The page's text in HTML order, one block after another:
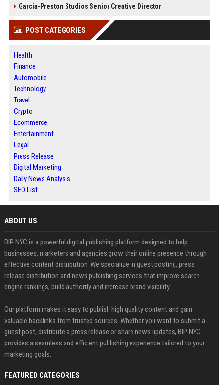
Garcia-Preston Studios Senior Creative Director
POST CATEGORIES
Health
Finance
Automobile
Technology
Travel
Crypto
Ecommerce
Entertainment
Legal
Press Release
Digital Marketing
Daily News Analysis
SEO List
ABOUT US
BIP NYC is a powerful digital publishing platform designed to help
businesses, marketers and agencies grow their online presence through
effective content distribution. We specialize in guest posting, press
release distribution and news publishing services that improve search
engine rankings, build authority and increase brand visibility.
Our platform makes it easy to publish high quality content and gain
valuable backlinks from trusted sources. Whether you want to submit a
guest post, distribute a press release or share news updates, BIP NYC
provides a seamless and efficient publishing experience tailored to your
marketing goals.
FEATURED CATEGORIES